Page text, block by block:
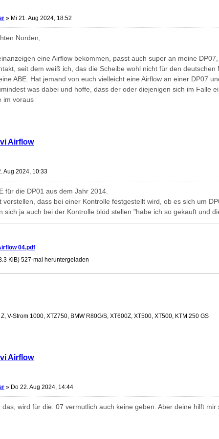
» Mi 21. Aug 2024, 18:52
Norden,
eine Airflow bekommen, passt auch super an meine
seit dem weiß ich, das die Scheibe wohl nicht für den deutschen
ABE. Hat jemand von euch vielleicht eine Airflow an einer DP07
was dabei und hoffe, dass der oder diejenigen sich im Falle
im voraus
Airflow
Aug 2024, 10:33
für die DP01 aus dem Jahr 2014.
vorstellen, dass bei einer Kontrolle festgestellt wird, ob es sich um
sich ja auch bei der Kontrolle blöd stellen "habe ich so gekauft und
04.pdf
KiB) 527-mal heruntergeladen
V-Strom 1000, XTZ750, BMW R80G/S, XT600Z, XT500, XT500, KTM 250 GS
Airflow
» Do 22. Aug 2024, 14:44
das, wird für die. 07 vermutlich auch keine geben. Aber deine hilft mir